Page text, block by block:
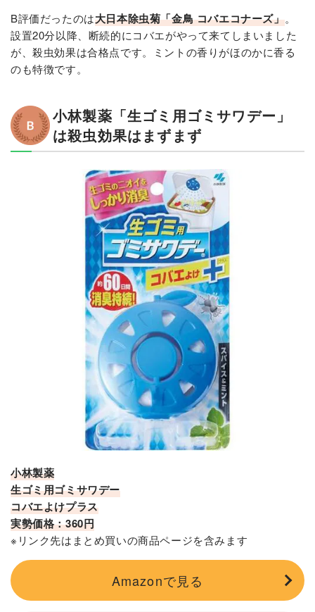
B評価だったのは大日本除虫菊「金鳥 コバエコナーズ」。
設置20分以降、断続的にコバエがやって来てしまいました
が、殺虫効果は合格点です。ミントの香りがほのかに香る
のも特徴です。
小林製薬「生ゴミ用ゴミサワデー」
は殺虫効果はまずまず
小林製薬
生ゴミ用ゴミサワデー
コバエよけプラス
実勢価格：360円
※リンク先はまとめ買いの商品ページを含みます
Amazonで見る